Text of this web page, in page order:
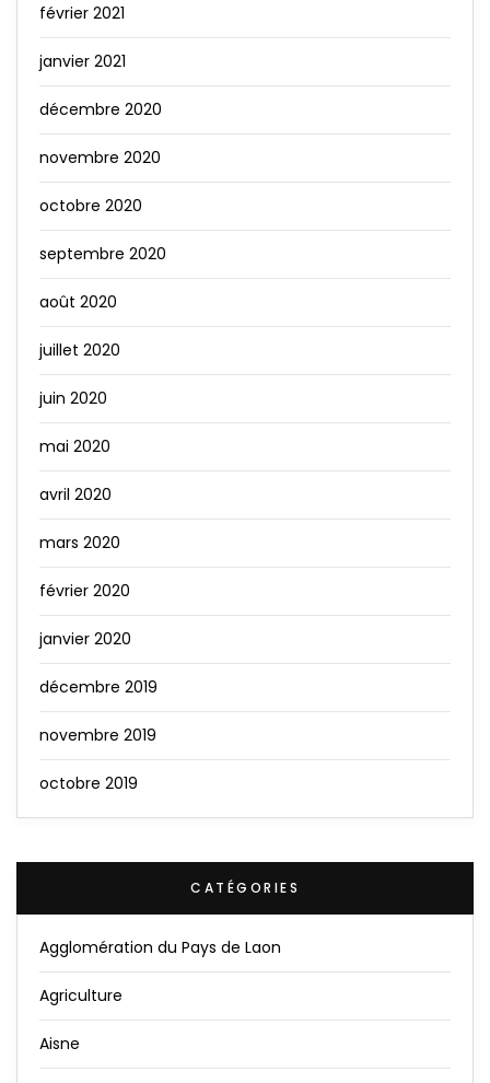
février 2021
janvier 2021
décembre 2020
novembre 2020
octobre 2020
septembre 2020
août 2020
juillet 2020
juin 2020
mai 2020
avril 2020
mars 2020
février 2020
janvier 2020
décembre 2019
novembre 2019
octobre 2019
CATÉGORIES
Agglomération du Pays de Laon
Agriculture
Aisne